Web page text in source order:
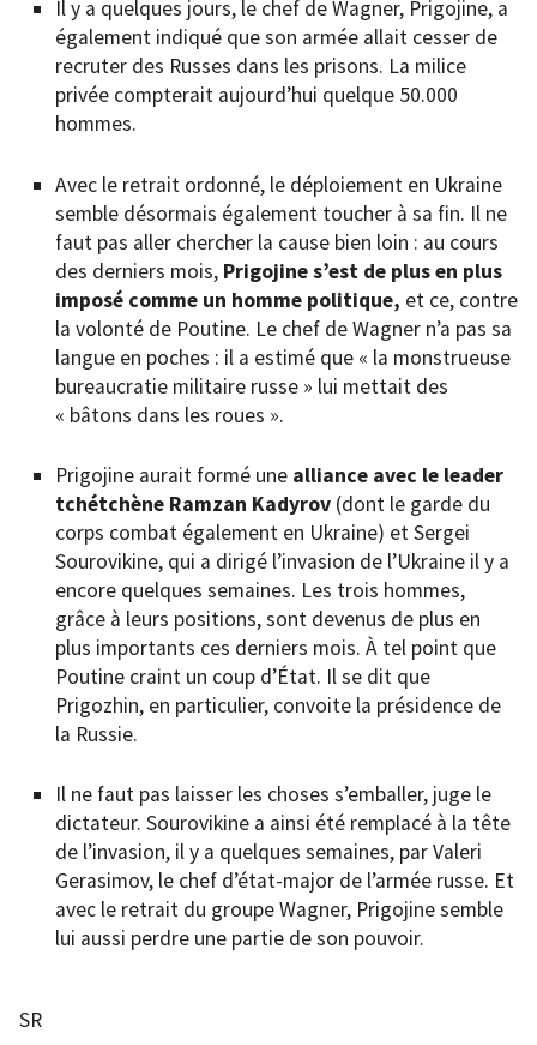
Il y a quelques jours, le chef de Wagner, Prigojine, a
également indiqué que son armée allait cesser de
recruter des Russes dans les prisons. La milice
privée compterait aujourd’hui quelque 50.000
hommes.
Avec le retrait ordonné, le déploiement en Ukraine
semble désormais également toucher à sa fin. Il ne
faut pas aller chercher la cause bien loin : au cours
des derniers mois, Prigojine s’est de plus en plus
imposé comme un homme politique, et ce, contre
la volonté de Poutine. Le chef de Wagner n’a pas sa
langue en poches : il a estimé que « la monstrueuse
bureaucratie militaire russe » lui mettait des
« bâtons dans les roues ».
Prigojine aurait formé une alliance avec le leader
tchétchène Ramzan Kadyrov (dont le garde du
corps combat également en Ukraine) et Sergei
Sourovikine, qui a dirigé l’invasion de l’Ukraine il y a
encore quelques semaines. Les trois hommes,
grâce à leurs positions, sont devenus de plus en
plus importants ces derniers mois. À tel point que
Poutine craint un coup d’État. Il se dit que
Prigozhin, en particulier, convoite la présidence de
la Russie.
Il ne faut pas laisser les choses s’emballer, juge le
dictateur. Sourovikine a ainsi été remplacé à la tête
de l’invasion, il y a quelques semaines, par Valeri
Gerasimov, le chef d’état-major de l’armée russe. Et
avec le retrait du groupe Wagner, Prigojine semble
lui aussi perdre une partie de son pouvoir.
SR